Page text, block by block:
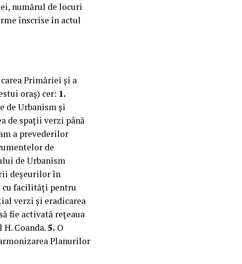
numărul de locuri
înscrise în actul
Primăriei și a
oraș) cer: 1.
de Urbanism și
de spații verzi până
a prevederilor
de
de Urbanism
deșeurilor în
cu facilități pentru
verzi și eradicarea
fie activată rețeaua
Coanda.5. O
Planurilor